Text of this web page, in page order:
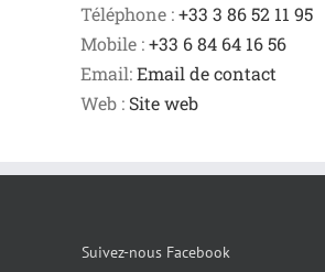
Téléphone :+33 3 86 52 11 95
Mobile :+33 6 84 64 16 56
Email:Email de contact
Web : Site web
Suivez-nous Facebook